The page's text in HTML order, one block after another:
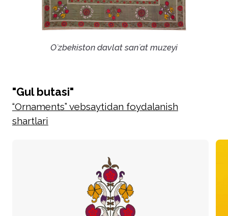
Oʻzbekiston davlat sanʼat muzeyi
"Gul butasi"
“Ornaments” vebsaytidan foydalanish
shartlari